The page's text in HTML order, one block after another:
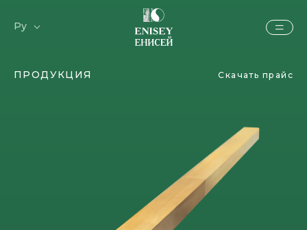
Ру
ПРОДУКЦИЯ Скачать прайс